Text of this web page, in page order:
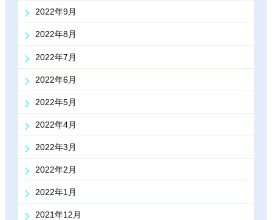
2022年9月
2022年8月
2022年7月
2022年6月
2022年5月
2022年4月
2022年3月
2022年2月
2022年1月
2021年12月